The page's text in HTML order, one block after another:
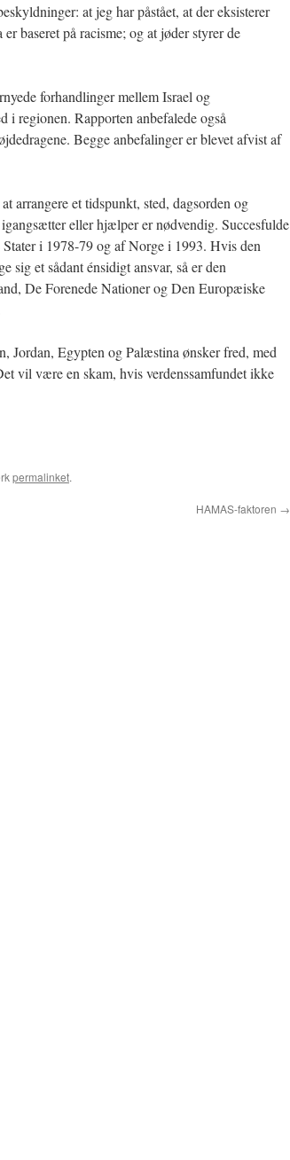
at jeg har påstået, at der eksisterer
baseret på racisme; og at jøder styrer de
forhandlinger mellem Israel og
regionen. Rapporten anbefalede også
Begge anbefalinger er blevet afvist af
arrangere et tidspunkt, sted, dagsorden og
eller hjælper er nødvendig. Succesfulde
i 1978-79 og af Norge i 1993. Hvis den
sig et sådant énsidigt ansvar, så er den
De Forenede Nationer og Den Europæiske
Jordan, Egypten og Palæstina ønsker fred, med
vil være en skam, hvis verdenssamfundet ikke
permalinket.
HAMAS-faktoren →